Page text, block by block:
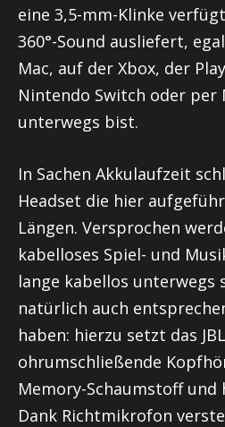
eine 3,5-mm-Klinke
360°-Sound ausliefert,
Mac, auf der Xbox, der
Nintendo Switch oder per
unterwegs bist.
In Sachen Akkulaufzeit
Headset die hier
Längen. Versprochen
kabelloses Spiel- und
lange kabellos unterwegs
natürlich auch
haben: hierzu setzt das
ohrumschließende
Memory-Schaumstoff und
Dank Richtmikrofon